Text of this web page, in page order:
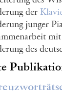
der
junger
des